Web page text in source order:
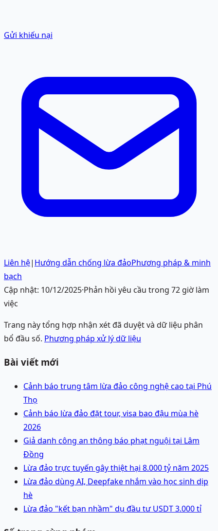
Gửi khiếu nại
Liên hệ| Hướng dẫn chống lừa đảoPhương pháp & minh
bạch
Cập nhật: 10/12/2025·Phản hồi yêu cầu trong 72 giờ làm
việc
Trang này tổng hợp nhận xét đã duyệt và dữ liệu phân
bổ đầu số. Phương pháp xử lý dữ liệu
Bài viết mới
Cảnh báo trung tâm lừa đảo công nghệ cao tại Phú
Thọ
Cảnh báo lừa đảo đặt tour, visa bao đậu mùa hè
2026
Giả danh công an thông báo phạt nguội tại Lâm
Đồng
Lừa đảo trực tuyến gây thiệt hại 8.000 tỷ năm 2025
Lừa đảo dùng AI, Deepfake nhắm vào học sinh dịp
hè
Lừa đảo "kết bạn nhầm" dụ đầu tư USDT 3.000 tỉ